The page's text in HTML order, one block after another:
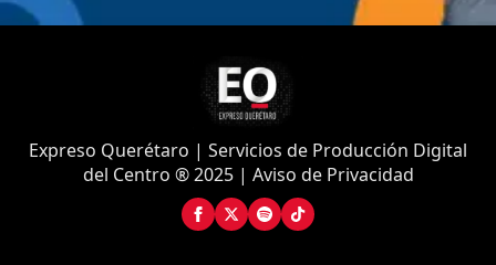
Expreso Querétaro | Servicios de Producción Digital
del Centro ® 2025 | Aviso de Privacidad